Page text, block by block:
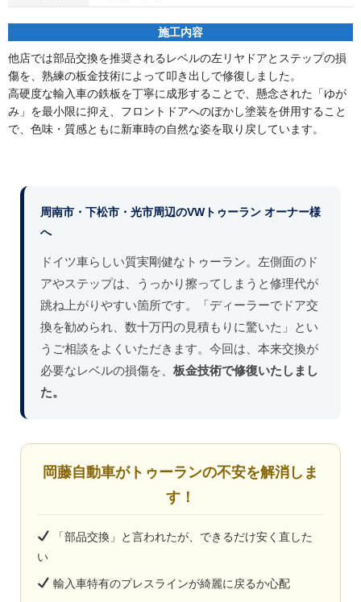
施工内容
他店では部品交換を推奨されるレベルの左リヤドアとステップの損
傷を、熟練の板金技術によって叩き出しで修復しました。
高硬度な輸入車の鉄板を丁寧に成形することで、懸念された「ゆが
み」を最小限に抑え、フロントドアへのぼかし塗装を併用すること
で、色味・質感ともに新車時の自然な姿を取り戻しています。
周南市・下松市・光市周辺のVWトゥーラン オーナー様
へ
ドイツ車らしい質実剛健なトゥーラン。左側面のド
アやステップは、うっかり擦ってしまうと修理代が
跳ね上がりやすい箇所です。「ディーラーでドア交
換を勧められ、数十万円の見積もりに驚いた」とい
うご相談をよくいただきます。今回は、本来交換が
必要なレベルの損傷を、 板金技術で修復いたしまし
た。
岡藤自動車がトゥーランの不安を解消しま
す！
「部品交換」と言われたが、できるだけ安く直した
い
輸入車特有のプレスラインが綺麗に戻るか心配